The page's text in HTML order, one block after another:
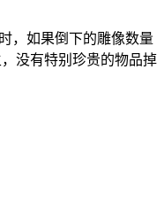
，如果倒下的雕像数量
没有特别珍贵的物品掉